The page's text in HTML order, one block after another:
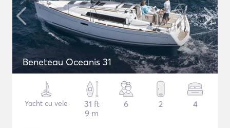
Beneteau Oceanis 31
Yacht cu vele
31 ft
9 m
6 2 4